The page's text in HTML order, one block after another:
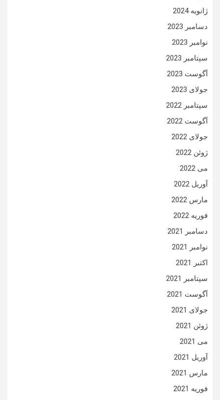
ژانویه 2024
دسامبر 2023
نوامبر 2023
سپتامبر 2023
آگوست 2023
جولای 2023
سپتامبر 2022
آگوست 2022
جولای 2022
ژوئن 2022
می 2022
آوریل 2022
مارس 2022
فوریه 2022
دسامبر 2021
نوامبر 2021
اکتبر 2021
سپتامبر 2021
آگوست 2021
جولای 2021
ژوئن 2021
می 2021
آوریل 2021
مارس 2021
فوریه 2021